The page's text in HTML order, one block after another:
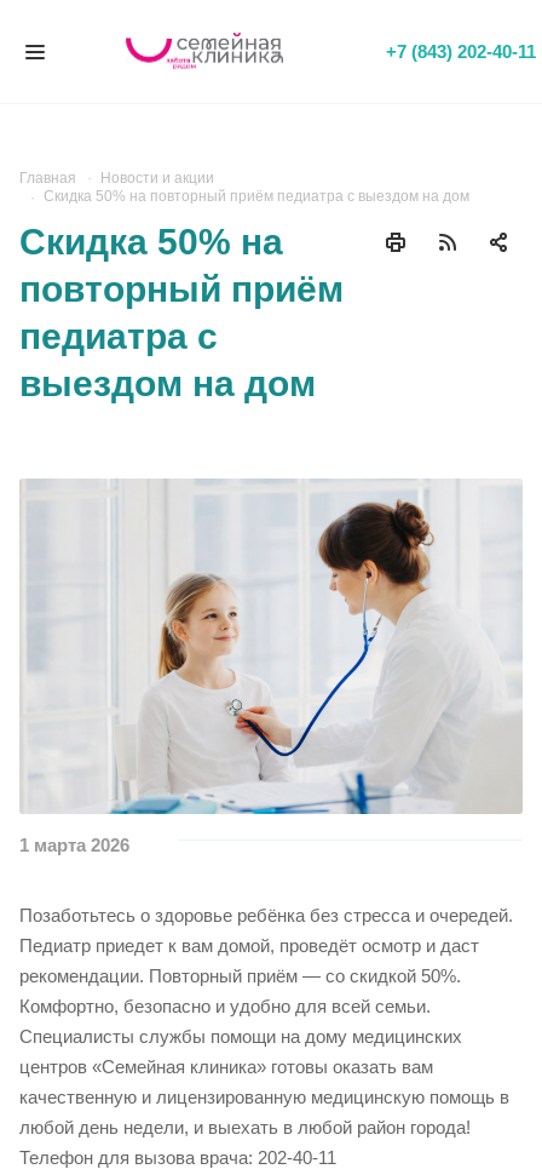
+7 (843) 202-40-11
Главная
Новости и акции
Скидка 50% на повторный приём педиатра с выездом на дом
Скидка 50% на
повторный приём
педиатра с
выездом на дом
1 марта 2026
Позаботьтесь о здоровье ребёнка без стресса и очередей.
Педиатр приедет к вам домой, проведёт осмотр и даст
рекомендации. Повторный приём — со скидкой 50%.
Комфортно, безопасно и удобно для всей семьи.
Специалисты службы помощи на дому медицинских
центров «Семейная клиника» готовы оказать вам
качественную и лицензированную медицинскую помощь в
любой день недели, и выехать в любой район города!
Телефон для вызова врача: 202-40-11